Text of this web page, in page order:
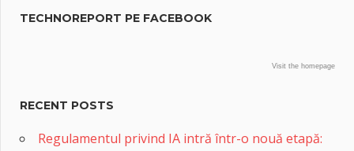
TECHNOREPORT PE FACEBOOK
Visit the homepage
RECENT POSTS
Regulamentul privind IA intră într-o nouă etapă: